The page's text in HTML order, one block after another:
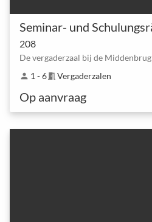
208
De vergaderzaal bij de Middenbrug
person 1 - 6meeting_room Vergaderzalen
Op aanvraag